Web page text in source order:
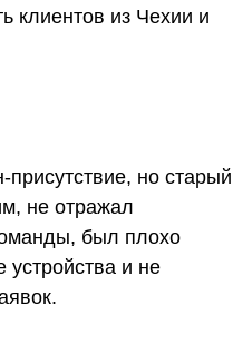
клиентов из Чехии и
но старый
не отражал
был плохо
и не